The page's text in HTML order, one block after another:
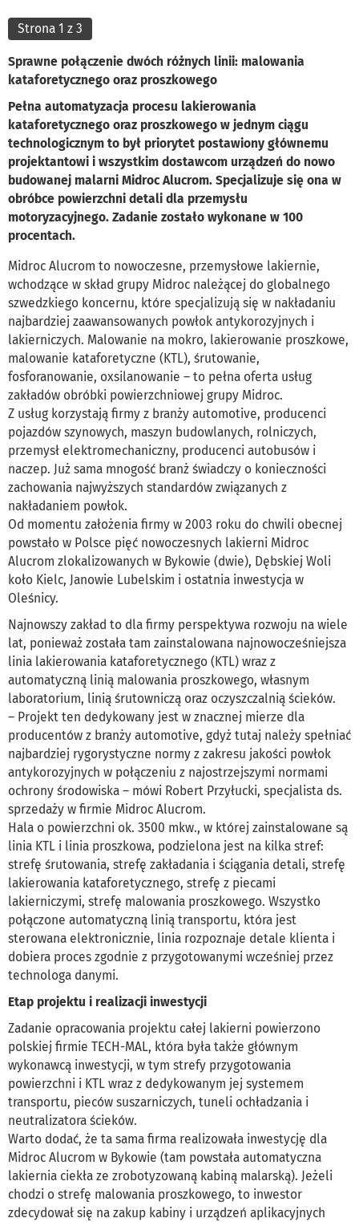
Strona 1 z 3
Sprawne połączenie dwóch różnych linii: malowania
kataforetycznego oraz proszkowego
Pełna automatyzacja procesu lakierowania
kataforetycznego oraz proszkowego w jednym ciągu
technologicznym to był priorytet postawiony głównemu
projektantowi i wszystkim dostawcom urządzeń do nowo
budowanej malarni Midroc Alucrom. Specjalizuje się ona w
obróbce powierzchni detali dla przemysłu
motoryzacyjnego. Zadanie zostało wykonane w 100
procentach.
Midroc Alucrom to nowoczesne, przemysłowe lakiernie,
wchodzące w skład grupy Midroc należącej do globalnego
szwedzkiego koncernu, które specjalizują się w nakładaniu
najbardziej zaawansowanych powłok antykorozyjnych i
lakierniczych. Malowanie na mokro, lakierowanie proszkowe,
malowanie kataforetyczne (KTL), śrutowanie,
fosforanowanie, oxsilanowanie – to pełna oferta usług
zakładów obróbki powierzchniowej grupy Midroc.
Z usług korzystają firmy z branży automotive, producenci
pojazdów szynowych, maszyn budowlanych, rolniczych,
przemysł elektromechaniczny, producenci autobusów i
naczep. Już sama mnogość branż świadczy o konieczności
zachowania najwyższych standardów związanych z
nakładaniem powłok.
Od momentu założenia firmy w 2003 roku do chwili obecnej
powstało w Polsce pięć nowoczesnych lakierni Midroc
Alucrom zlokalizowanych w Bykowie (dwie), Dębskiej Woli
koło Kielc, Janowie Lubelskim i ostatnia inwestycja w
Oleśnicy.
Najnowszy zakład to dla firmy perspektywa rozwoju na wiele
lat, ponieważ została tam zainstalowana najnowocześniejsza
linia lakierowania kataforetycznego (KTL) wraz z
automatyczną linią malowania proszkowego, własnym
laboratorium, linią śrutowniczą oraz oczyszczalnią ścieków.
– Projekt ten dedykowany jest w znacznej mierze dla
producentów z branży automotive, gdyż tutaj należy spełniać
najbardziej rygorystyczne normy z zakresu jakości powłok
antykorozyjnych w połączeniu z najostrzejszymi normami
ochrony środowiska – mówi Robert Przyłucki, specjalista ds.
sprzedaży w firmie Midroc Alucrom.
Hala o powierzchni ok. 3500 mkw., w której zainstalowane są
linia KTL i linia proszkowa, podzielona jest na kilka stref:
strefę śrutowania, strefę zakładania i ściągania detali, strefę
lakierowania kataforetycznego, strefę z piecami
lakierniczymi, strefę malowania proszkowego. Wszystko
połączone automatyczną linią transportu, która jest
sterowana elektronicznie, linia rozpoznaje detale klienta i
dobiera proces zgodnie z przygotowanymi wcześniej przez
technologa danymi.
Etap projektu i realizacji inwestycji
Zadanie opracowania projektu całej lakierni powierzono
polskiej firmie TECH-MAL, która była także głównym
wykonawcą inwestycji, w tym strefy przygotowania
powierzchni i KTL wraz z dedykowanym jej systemem
transportu, pieców suszarniczych, tuneli ochładzania i
neutralizatora ścieków.
Warto dodać, że ta sama firma realizowała inwestycję dla
Midroc Alucrom w Bykowie (tam powstała automatyczna
lakiernia ciekła ze zrobotyzowaną kabiną malarską). Jeżeli
chodzi o strefę malowania proszkowego, to inwestor
zdecydował się na zakup kabiny i urządzeń aplikacyjnych